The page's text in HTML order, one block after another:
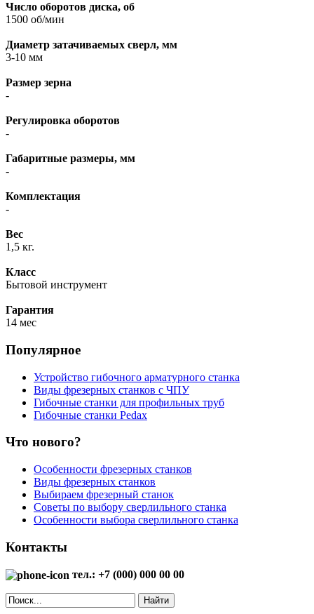
Число оборотов диска, об
1500 об/мин
Диаметр затачиваемых сверл, мм
3-10 мм
Размер зерна
-
Регулировка оборотов
-
Габаритные размеры, мм
-
Комплектация
-
Вес
1,5 кг.
Класс
Бытовой инструмент
Гарантия
14 мес
Популярное
Устройство гибочного арматурного станка
Виды фрезерных станков с ЧПУ
Гибочные станки для профильных труб
Гибочные станки Pedax
Что нового?
Особенности фрезерных станков
Виды фрезерных станков
Выбираем фрезерный станок
Советы по выбору сверлильного станка
Особенности выбора сверлильного станка
Контакты
тел.: +7 (000) 000 00 00
Найти